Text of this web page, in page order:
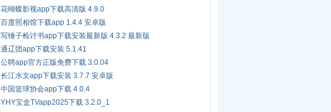
花蝴蝶影视app下载高清版 4.9.0
百度照相馆下载app 1.4.4 安卓版
写锤子检讨书app下载安装最新版 4.3.2 最新版
通辽团app下载安装 5.1.41
公聘app官方正版免费下载 3.0.04
长江水文app下载安装 3.7.7 安卓版
中国篮球协会app下载 4.0.4
YHY宝盒TVapp2025下载 3.2.0_1